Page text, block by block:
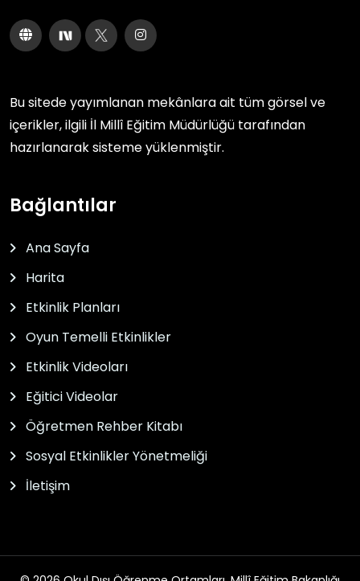
Bu sitede yayımlanan mekânlara ait tüm görsel ve
içerikler, ilgili İl Millî Eğitim Müdürlüğü tarafından
hazırlanarak sisteme yüklenmiştir.
Bağlantılar
Ana Sayfa
Harita
Etkinlik Planları
Oyun Temelli Etkinlikler
Etkinlik Videoları
Eğitici Videolar
Öğretmen Rehber Kitabı
Sosyal Etkinlikler Yönetmeliği
İletişim